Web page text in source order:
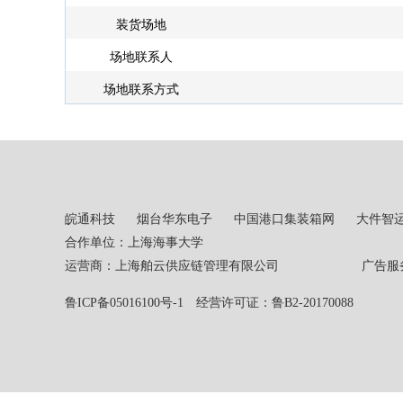
装货场地
场地联系人
场地联系方式
皖通科技 烟台华东电子 中国港口集装箱网
大件智
合作单位：上海海事大学
运营商：上海舶云供应链管理有限公司 广告服务热
鲁ICP备05016100号-1 经营许可证：鲁B2-20170088